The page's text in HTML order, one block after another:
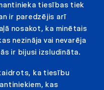
tiesības tiek
ir paredzējis arī
nosakot, ka minētais
nezināja vai nevarēja
ir bijusi izsludināta.
ka tiesību
kas